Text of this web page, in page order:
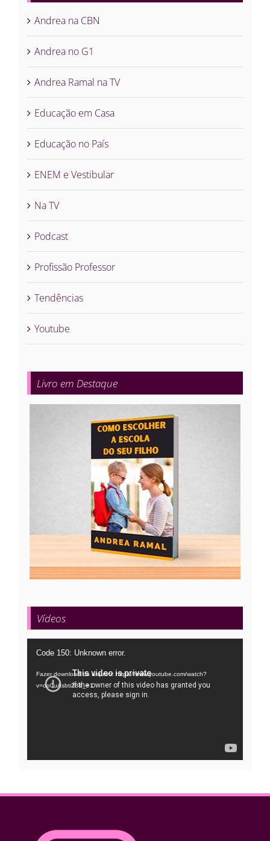
Andrea na CBN
Andrea no G1
Andrea Ramal na TV
Educação em Casa
Educação no País
ENEM e Vestibular
Na TV
Podcast
Profissão Professor
Tendências
Youtube
Livro em Destaque
Vídeos
Tocador
vídeo
Code 150: Unknown error.
Fazer download do arquivo: https://www.youtube.com/watch?
v=oo0uAsbti28&_=1